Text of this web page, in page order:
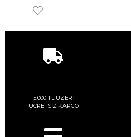
5.000 TL ÜZERİ
ÜCRETSİZ KARGO